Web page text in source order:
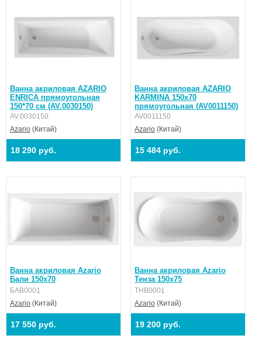
Ванна акриловая AZARIO
ENRICA прямоугольная
150*70 см (AV.0030150)
AV.0030150
Azario (Китай)
18 290 руб.
Ванна акриловая AZARIO
KARMINA 150х70
прямоугольная (AV0011150)
AV0011150
Azario (Китай)
15 484 руб.
Ванна акриловая Azario
Бали 150х70
БАВ0001
Azario (Китай)
17 550 руб.
Ванна акриловая Azario
Тенза 150х75
ТНВ0001
Azario (Китай)
19 200 руб.